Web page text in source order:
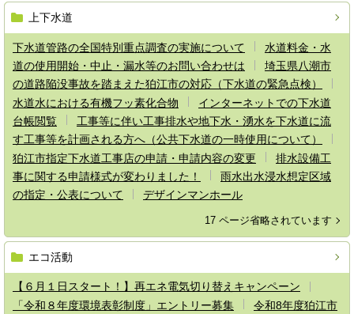
上下水道
下水道管路の全国特別重点調査の実施について
水道料金・水
道の使用開始・中止・漏水等のお問い合わせは
埼玉県八潮市
の道路陥没事故を踏まえた狛江市の対応（下水道の緊急点検）
水道水における有機フッ素化合物
インターネットでの下水道
台帳閲覧
工事等に伴い工事排水や地下水・湧水を下水道に流
す工事等を計画される方へ（公共下水道の一時使用について）
狛江市指定下水道工事店の申請・申請内容の変更
排水設備工
事に関する申請様式が変わりました！
雨水出水浸水想定区域
の指定・公表について
デザインマンホール
17 ページ省略されています
エコ活動
【６月１日スタート！】再エネ電気切り替えキャンペーン
「令和８年度環境表彰制度」エントリー募集
令和8年度狛江市